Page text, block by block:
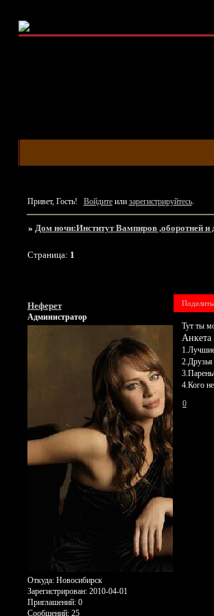
Привет, Гость! Войдитеили зарегистрируйтесь.
» Дом ночи:Институт Вампиров ,оборотней и
Страница: 1
Неферет
Администратор
Откуда:Новосибирск
Зарегистрирован: 2010-04-01
Приглашений:0
Сообщений:25
Тут ты
Анкета
2.Друзья
4.Кого
0